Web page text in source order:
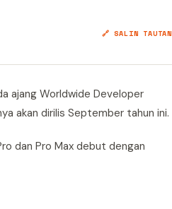
🔗 SALIN TAUTAN
ajang Worldwide Developer
akan dirilis September tahun ini.
dan Pro Max debut dengan